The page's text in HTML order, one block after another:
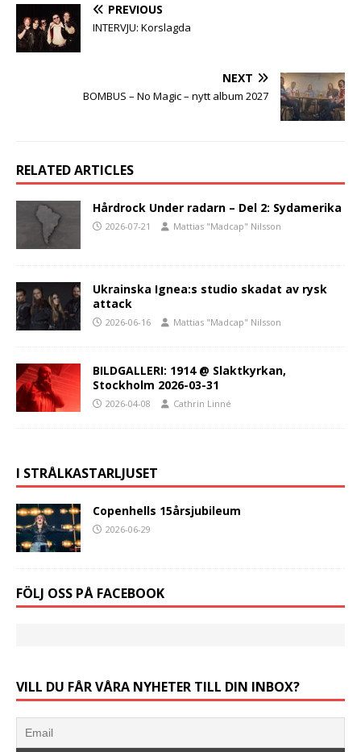
PREVIOUS
INTERVJU: Korslagda
NEXT
BOMBUS – No Magic – nytt album 2027
RELATED ARTICLES
Hårdrock Under radarn – Del 2: Sydamerika
2026-07-21 Mattias "Madcap" Nilsson
Ukrainska Ignea:s studio skadat av rysk
attack
2026-06-16 Mattias "Madcap" Nilsson
BILDGALLERI: 1914 @ Slaktkyrkan,
Stockholm 2026-03-31
2026-04-08 Cathrin Linné
I STRÅLKASTARLJUSET
Copenhells 15årsjubileum
2026-06-29
FÖLJ OSS PÅ FACEBOOK
VILL DU FÅR VÅRA NYHETER TILL DIN INBOX?